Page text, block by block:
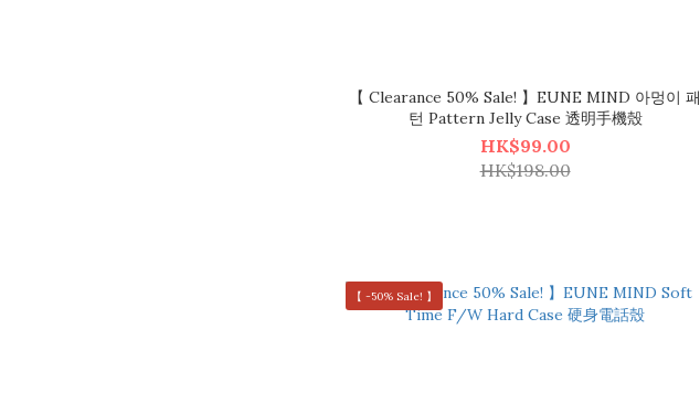
【 Clearance 50% Sale! 】EUNE MIND 아멍이 패
턴 Pattern Jelly Case 透明手機殼
HK$99.00
HK$198.00
【 -50% Sale! 】